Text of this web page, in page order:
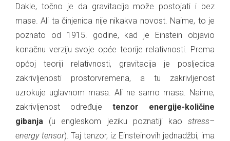
Dakle, točno je da gravitacija može postojati i bez
mase. Ali ta činjenica nije nikakva novost. Naime, to je
poznato od 1915. godine, kad je Einstein objavio
konačnu verziju svoje opće teorije relativnosti. Prema
općoj teoriji relativnosti, gravitacija je posljedica
zakrivljenosti prostorvremena, a tu zakrivljenost
uzrokuje uglavnom masa. Ali ne samo masa. Naime,
zakrivljenost određuje tenzor energije-količine
gibanja (u engleskom jeziku poznatiji kao stress–
energy tensor). Taj tenzor, iz Einsteinovih jednadžbi, ima